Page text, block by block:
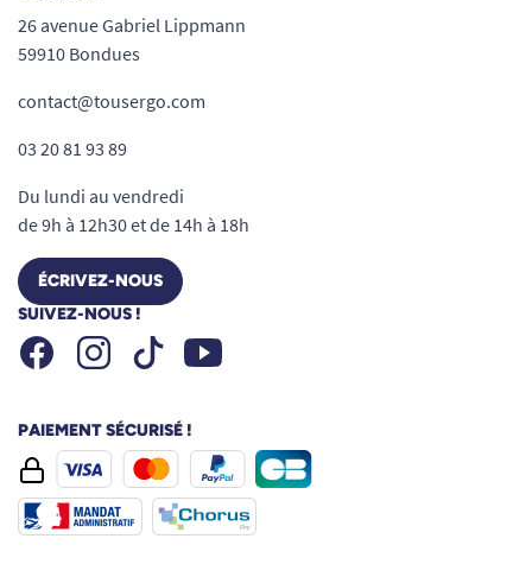
26 avenue Gabriel Lippmann
59910 Bondues
contact@tousergo.com
03 20 81 93 89
Du lundi au vendredi
de 9h à 12h30 et de 14h à 18h
ÉCRIVEZ-NOUS
SUIVEZ-NOUS !
FacebookInstagramTiktok Youtube
PAIEMENT SÉCURISÉ !